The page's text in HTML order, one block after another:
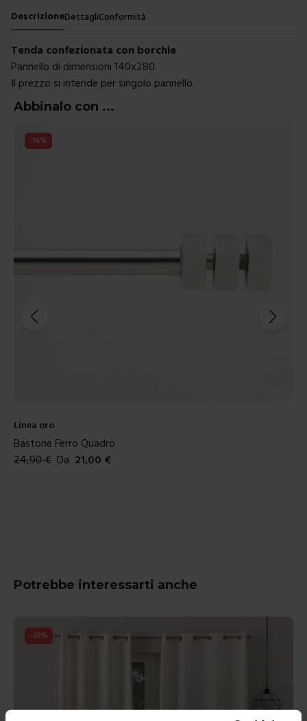
DescrizioneDettagliConformità
Tenda confezionata con borchie
Pannello di dimensioni 140x280.
Il prezzo si intende per singolo pannello.
Abbinalo con ...
-16%
Linea oro
Bastone Ferro Quadro
24,90€ Da 21,00 €
Potrebbe interessarti anche
-30%